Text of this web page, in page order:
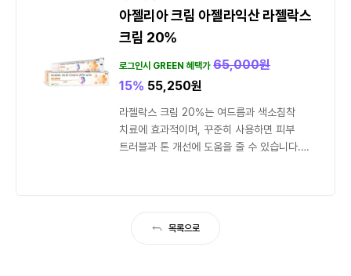
아젤리아 크림 아젤라익산 라젤락스
크림 20%
로그인시 GREEN 혜택가 65,000원
15% 55,250원
라젤락스 크림 20%는 여드름과 색소침착
치료에 효과적이며, 꾸준히 사용하면 피부
트러블과 톤 개선에 도움을 줄 수 있습니다.
목록으로